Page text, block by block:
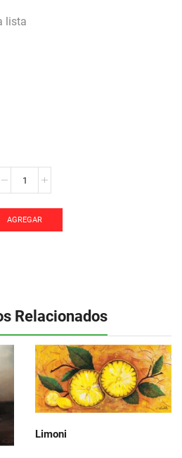
lista
AGREGAR
Relacionados
Limoni